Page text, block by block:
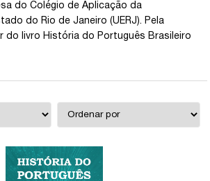
do Colégio de Aplicação da
do Rio de Janeiro (UERJ). Pela
do livro História do Português Brasileiro